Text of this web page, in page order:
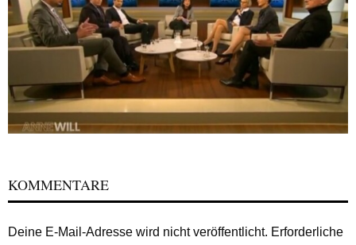
KOMMENTARE
Deine E-Mail-Adresse wird nicht veröffentlicht. Erforderliche